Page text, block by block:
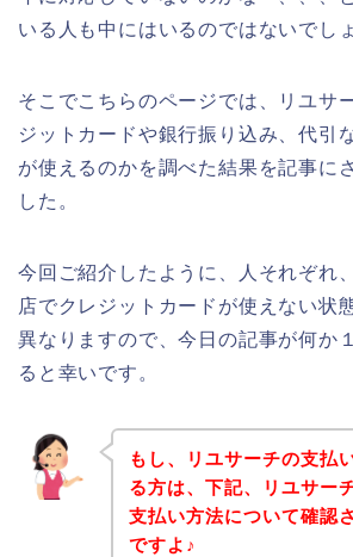
いる人も中にはいるのではないでし
そこでこちらのページでは、リユサ
ジットカードや銀行振り込み、代引
が使えるのかを調べた結果を記事に
した。
今回ご紹介したように、人それぞれ
店でクレジットカードが使えない状
異なりますので、今日の記事が何か
ると幸いです。
もし、リユサーチの支払
る方は、下記、リユサー
支払い方法について確認
ですよ♪